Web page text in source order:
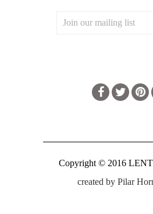
Copyright © 2016
created by Pilar